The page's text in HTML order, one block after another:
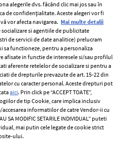
Termeni si conditii
Politica de
confidențialitate
Politica de cookies
Publicitate
alegerile dvs. făcând clic mai jos sau în
de confidențialitate. Aceste alegeri vor fi
vor afecta navigarea. Mai multe detalii
si agentiile de publicitate
de servicii de date analitice) prelucram
sa functioneze, pentru a personaliza
in functie de interesele si/sau profilul
aferente retelelor de socializare si pentru a
de drepturile prevazute de art. 15-22 din
cu caracter personal. Aceste drepturi pot
aici. Prin click pe “ACCEPT TOATE”,
de tip Cookie, care implica inclusiv
informatiilor de catre Vendor-ii cu
SA MODIFIC SETARILE INDIVIDUAL” puteti
mai putin cele legate de cookie strict
ului.